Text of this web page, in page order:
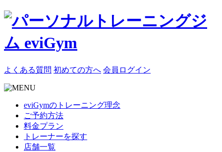
よくある質問 初めての方へ 会員ログイン
eviGymのトレーニング理念
ご予約方法
料金プラン
トレーナーを探す
店舗一覧